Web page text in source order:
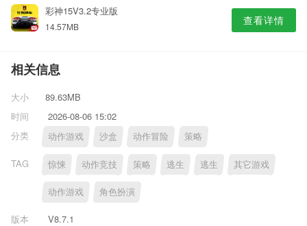
彩神15V3.2专业版
14.57MB 查看详情
相关信息
大小
89.63MB
时间
2026-08-06 15:02
分类
动作游戏 沙盒 动作冒险 策略
TAG 惊悚 动作竞技 策略 逃生 逃生 其它游戏
动作游戏 角色扮演
版本
V8.7.1